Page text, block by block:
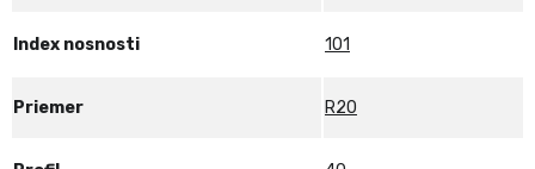
Index nosnosti 101
Priemer R20